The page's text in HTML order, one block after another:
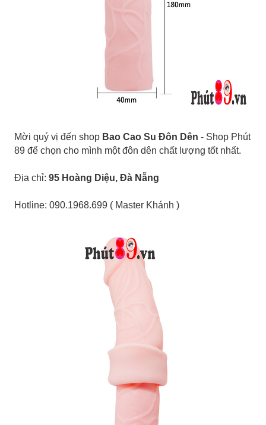
Mời quý vị đến shop Bao Cao Su Đôn Dên - Shop Phút
89 để chọn cho mình một đôn dên chất lượng tốt nhất.
Địa chỉ: 95 Hoàng Diệu, Đà Nẵng
Hotline: 090.1968.699 ( Master Khánh )